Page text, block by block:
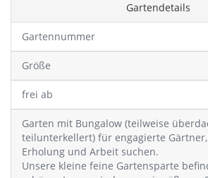
Gartendetails
Gartennummer
Größe
frei ab
Garten mit Bungalow (teilweise
teilunterkellert) für engagierte
Erholung und Arbeit suchen.
Unsere kleine feine Gartensparte